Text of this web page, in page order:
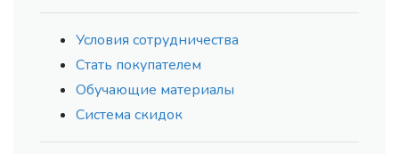
Условия сотрудничества
Стать покупателем
Обучающие материалы
Система скидок